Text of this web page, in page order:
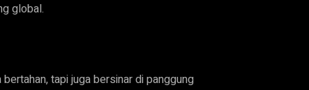
global.
tapi juga bersinar di panggung